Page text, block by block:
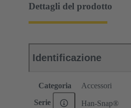
Dettagli del prodotto
Identificazione
Categoria Accessori
Serie Han-Snap®